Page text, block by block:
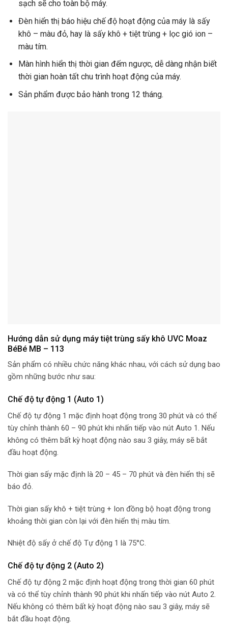
sạch sẽ cho toàn bộ máy.
Đèn hiển thị báo hiệu chế độ hoạt động của máy là sấy
khô – màu đỏ, hay là sấy khô + tiệt trùng + lọc gió ion –
màu tím.
Màn hình hiển thị thời gian đếm ngược, dễ dàng nhận biết
thời gian hoàn tất chu trình hoạt động của máy.
Sản phẩm được bảo hành trong 12 tháng.
Hướng dẫn sử dụng máy tiệt trùng sấy khô UVC Moaz
BéBé MB – 113
Sản phẩm có nhiều chức năng khác nhau, với cách sử dụng bao
gồm những bước như sau:
Chế độ tự động 1 (Auto 1)
Chế độ tự động 1 mặc định hoạt động trong 30 phút và có thể
tùy chỉnh thành 60 – 90 phút khi nhấn tiếp vào nút Auto 1. Nếu
không có thêm bất kỳ hoạt động nào sau 3 giây, máy sẽ bắt
đầu hoạt động.
Thời gian sấy mặc định là 20 – 45 – 70 phút và đèn hiển thị sẽ
báo đỏ.
Thời gian sấy khô + tiệt trùng + Ion đồng bộ hoạt động trong
khoảng thời gian còn lại với đèn hiển thị màu tím.
Nhiệt độ sấy ở chế độ Tự động 1 là 75°C.
Chế độ tự động 2 (Auto 2)
Chế độ tự động 2 mặc định hoạt động trong thời gian 60 phút
và có thể tùy chỉnh thành 90 phút khi nhấn tiếp vào nút Auto 2.
Nếu không có thêm bất kỳ hoạt động nào sau 3 giây, máy sẽ
bắt đầu hoạt động.